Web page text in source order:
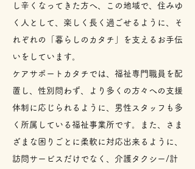
し辛くなってきた方へ、この地域で、住みゆ
く人として、楽しく長く過ごせるように、そ
れぞれの「暮らしのカタチ」を支えるお手伝
いをしています。
ケアサポートカタチでは、福祉専門職員を配
置し、性別問わず、より多くの方々への支援
体制に応じられるように、男性スタッフも多
く所属している福祉事業所です。また、さま
ざまな困りごとに柔軟に対応出来るように、
訪問サービスだけでなく、介護タクシー/計